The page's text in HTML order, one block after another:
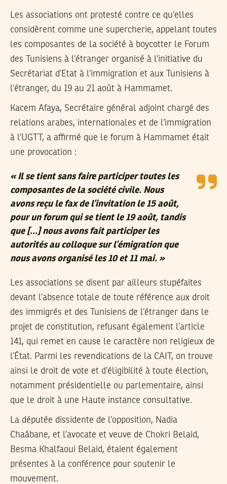
Les associations ont protesté contre ce qu’elles
considèrent comme une supercherie, appelant toutes
les composantes de la société à boycotter le Forum
des Tunisiens à l’étranger organisé à l’initiative du
Secrétariat d’Etat à l’immigration et aux Tunisiens à
l’étranger, du 19 au 21 août à Hammamet.
Kacem Afaya, Secrétaire général adjoint chargé des
relations arabes, internationales et de l’immigration
à l’UGTT, a affirmé que le forum à Hammamet était
une provocation :
« Il se tient sans faire participer toutes les
composantes de la société civile. Nous
avons reçu le fax de l’invitation le 15 août,
pour un forum qui se tient le 19 août, tandis
que […] nous avons fait participer les
autorités au colloque sur l’émigration que
nous avons organisé les 10 et 11 mai. »
Les associations se disent par ailleurs stupéfaites
devant l’absence totale de toute référence aux droit
des immigrés et des Tunisiens de l’étranger dans le
projet de constitution, refusant également l’article
141, qui remet en cause le caractère non religieux de
l’État. Parmi les revendications de la CAIT, on trouve
ainsi le droit de vote et d’éligibilité à toute élection,
notamment présidentielle ou parlementaire, ainsi
que le droit à une Haute instance consultative.
La députée dissidente de l’opposition, Nadia
Chaâbane, et l’avocate et veuve de Chokri Belaid,
Besma Khalfaoui Belaid, étaient également
présentes à la conférence pour soutenir le
mouvement.